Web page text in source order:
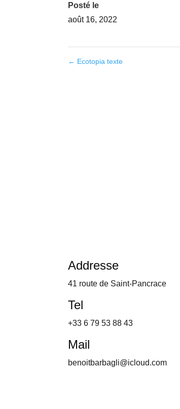
Posté le
août 16, 2022
← Ecotopia texte
Addresse
41 route de Saint-Pancrace
Tel
+33 6 79 53 88 43
Mail
benoitbarbagli@icloud.com